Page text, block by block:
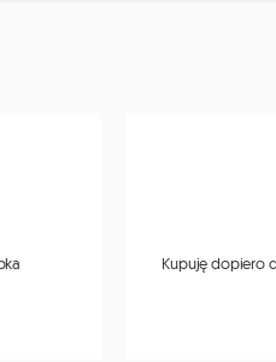
Kupuję dopiero